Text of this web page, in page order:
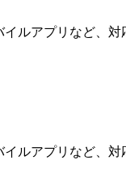
ルアプリなど、
ルアプリなど、